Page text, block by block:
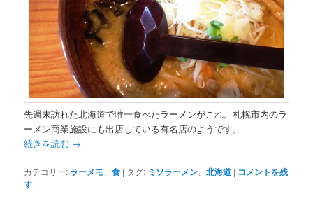
先週末訪れた北海道で唯一食べたラーメンがこれ。札幌市内のラ
ーメン商業施設にも出店している有名店のようです。
続きを読む →
カテゴリー: ラーメモ 、食 | タグ: ミソラーメン 、北海道 | コメントを残
す